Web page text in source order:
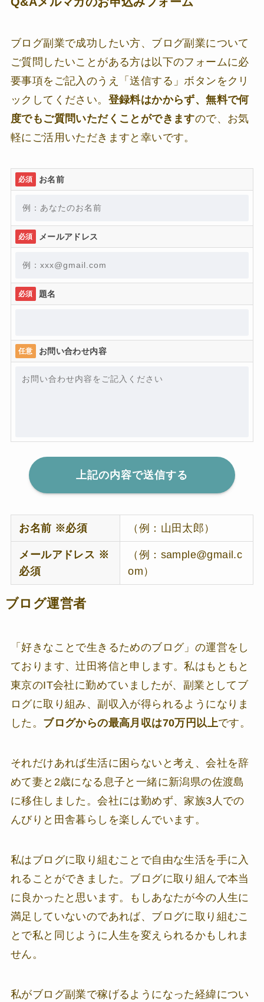
ブログ副業で成功したい方、ブログ副業について
ご質問したいことがある方は以下のフォームに必
要事項をご記入のうえ「送信する」ボタンをクリ
ックしてください。 登録料はかからず、無料で何
度でもご質問いただくことができますので、お気
軽にご活用いただきますと幸いです。
必須 お名前
必須 メールアドレス
必須 題名
任意 お問い合わせ内容
お名前 ※必須 （例：山田太郎）
メールアドレス ※
必須
（例：sample@gmail.c
om）
ブログ運営者
「好きなことで生きるためのブログ」の運営をし
ております、辻田将信と申します。私はもともと
東京のIT会社に勤めていましたが、副業としてブ
ログに取り組み、副収入が得られるようになりま
した。 ブログからの最高月収は70万円以上です。
それだけあれば生活に困らないと考え、会社を辞
めて妻と2歳になる息子と一緒に新潟県の佐渡島
に移住しました。会社には勤めず、家族3人での
んびりと田舎暮らしを楽しんでいます。
私はブログに取り組むことで自由な生活を手に入
れることができました。ブログに取り組んで本当
に良かったと思います。もしあなたが今の人生に
満足していないのであれば、ブログに取り組むこ
とで私と同じように人生を変えられるかもしれま
せん。
私がブログ副業で稼げるようになった経緯につい